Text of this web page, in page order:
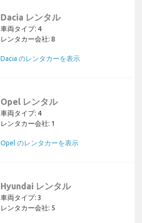
Dacia レンタル
車両タイプ: 4
レンタカー会社: 8
Dacia のレンタカーを表示
Opel レンタル
車両タイプ: 4
レンタカー会社: 1
Opel のレンタカーを表示
Hyundai レンタル
車両タイプ: 3
レンタカー会社: 5